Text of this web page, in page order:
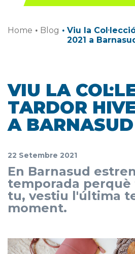
Home · Blog · Viu la
2021 a
VIU LA
TARDOR
A BARNASUD
22 Setembre 2021
En Barnasud
temporada
tu, vestiu l'última
moment.